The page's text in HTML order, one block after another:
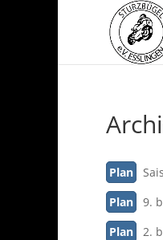
Plan
Plan
9.
Plan
2.